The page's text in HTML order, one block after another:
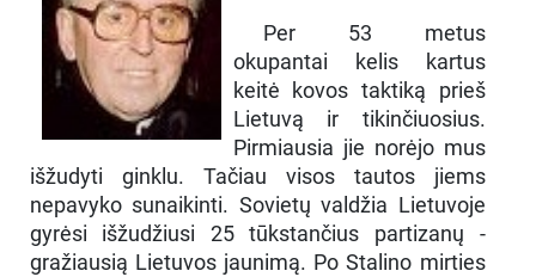
Per 53 metus
okupantai kelis kartus
keitė kovos taktiką prieš
Lietuvą ir tikinčiuosius.
Pirmiausia jie norėjo mus
išžudyti ginklu. Tačiau visos tautos jiems
nepavyko sunaikinti. Sovietų valdžia Lietuvoje
gyrėsi išžudžiusi 25 tūkstančius partizanų -
gražiausią Lietuvos jaunimą. Po Stalino mirties